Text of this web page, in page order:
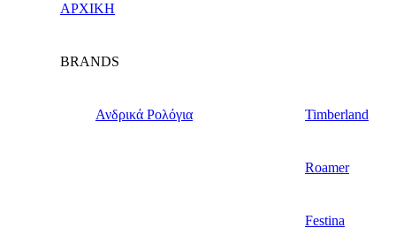
ΑΡΧΙΚΗ
BRANDS
Ανδρικά Ρολόγια Timberland
Roamer
Festina